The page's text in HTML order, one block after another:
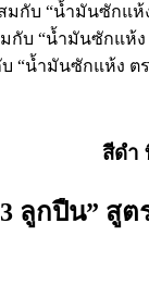
กับ “น้ำมันซักแห้
กับ “น้ำมันซักแห้
“น้ำมันซักแห้ง
สีดำ
ลูกปืน” สูต